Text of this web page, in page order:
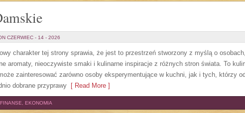
CZERWIEC - 14 - 2026
charakter tej strony sprawia, że jest to przestrzeń stworzony z myślą o
aromaty, nieoczywiste smaki i kulinarne inspiracje z różnych stron świata. To
zainteresować zarówno osoby eksperymentujące w kuchni, jak i tych, którzy
dobrane przyprawy [ Read More ]
EKONOMIA